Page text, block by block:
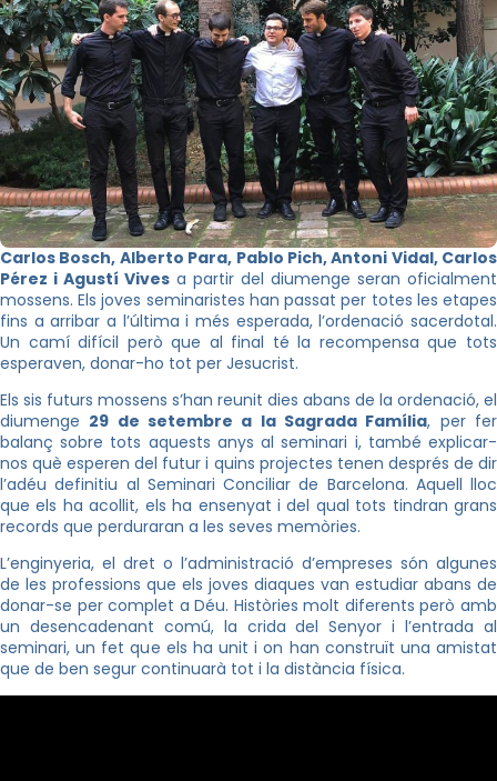
Carlos Bosch, Alberto Para, Pablo Pich, Antoni Vidal, Carlos
Pérez i Agustí Vives a partir del diumenge seran oficialment
mossens. Els joves seminaristes han passat per totes les etapes
fins a arribar a l’última i més esperada, l’ordenació sacerdotal.
Un camí difícil però que al final té la recompensa que tots
esperaven, donar-ho tot per Jesucrist.
Els sis futurs mossens s’han reunit dies abans de la ordenació, el
diumenge 29 de setembre a la Sagrada Família, per fer
balanç sobre tots aquests anys al seminari i, també explicar-
nos què esperen del futur i quins projectes tenen després de dir
l’adéu definitiu al Seminari Conciliar de Barcelona. Aquell lloc
que els ha acollit, els ha ensenyat i del qual tots tindran grans
records que perduraran a les seves memòries.
L’enginyeria, el dret o l’administració d’empreses són algunes
de les professions que els joves diaques van estudiar abans de
donar-se per complet a Déu. Històries molt diferents però amb
un desencadenant comú, la crida del Senyor i l’entrada al
seminari, un fet que els ha unit i on han construït una amistat
que de ben segur continuarà tot i la distància física.